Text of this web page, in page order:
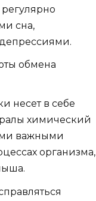
сна,
обмена
несет в себе
химический
важными
организма,